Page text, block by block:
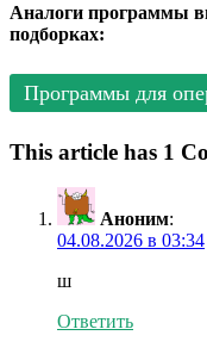
Аналоги программы
подборках:
Программы для
This article has 1
Аноним:
04.08.2026 в 03:34
ш
Ответить